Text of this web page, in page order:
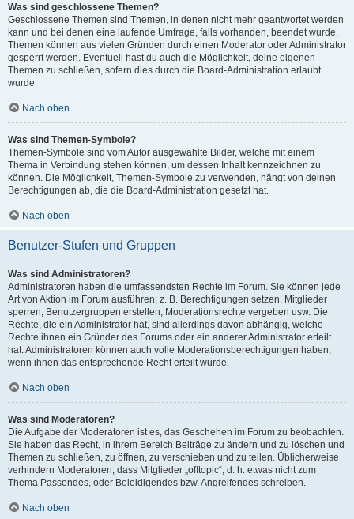
Was sind geschlossene Themen?
Geschlossene Themen sind Themen, in denen nicht mehr geantwortet werden
kann und bei denen eine laufende Umfrage, falls vorhanden, beendet wurde.
Themen können aus vielen Gründen durch einen Moderator oder Administrator
gesperrt werden. Eventuell hast du auch die Möglichkeit, deine eigenen
Themen zu schließen, sofern dies durch die Board-Administration erlaubt
wurde.
Nach oben
Was sind Themen-Symbole?
Themen-Symbole sind vom Autor ausgewählte Bilder, welche mit einem
Thema in Verbindung stehen können, um dessen Inhalt kennzeichnen zu
können. Die Möglichkeit, Themen-Symbole zu verwenden, hängt von deinen
Berechtigungen ab, die die Board-Administration gesetzt hat.
Nach oben
Benutzer-Stufen und Gruppen
Was sind Administratoren?
Administratoren haben die umfassendsten Rechte im Forum. Sie können jede
Art von Aktion im Forum ausführen; z. B. Berechtigungen setzen, Mitglieder
sperren, Benutzergruppen erstellen, Moderationsrechte vergeben usw. Die
Rechte, die ein Administrator hat, sind allerdings davon abhängig, welche
Rechte ihnen ein Gründer des Forums oder ein anderer Administrator erteilt
hat. Administratoren können auch volle Moderationsberechtigungen haben,
wenn ihnen das entsprechende Recht erteilt wurde.
Nach oben
Was sind Moderatoren?
Die Aufgabe der Moderatoren ist es, das Geschehen im Forum zu beobachten.
Sie haben das Recht, in ihrem Bereich Beiträge zu ändern und zu löschen und
Themen zu schließen, zu öffnen, zu verschieben und zu teilen. Üblicherweise
verhindern Moderatoren, dass Mitglieder „offtopic“, d. h. etwas nicht zum
Thema Passendes, oder Beleidigendes bzw. Angreifendes schreiben.
Nach oben